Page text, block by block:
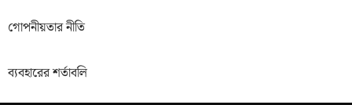
গোপনীয়তার নীতি
ব্যবহারের শর্তাবলি